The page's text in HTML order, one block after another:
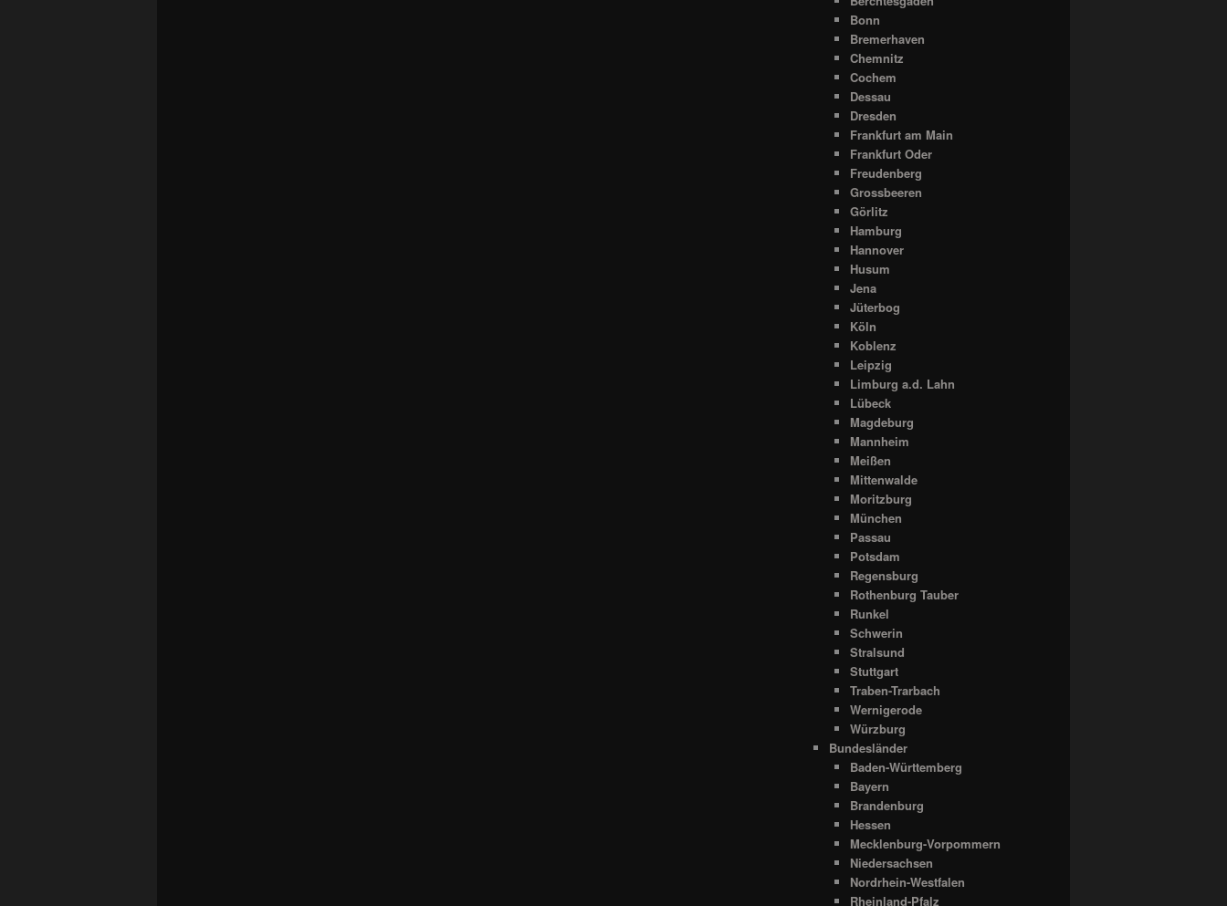
Bonn
Bremerhaven
Chemnitz
Cochem
Dessau
Dresden
Frankfurt am Main
Frankfurt Oder
Freudenberg
Grossbeeren
Görlitz
Hamburg
Hannover
Husum
Jena
Jüterbog
Köln
Koblenz
Leipzig
Limburg a.d. Lahn
Lübeck
Magdeburg
Mannheim
Meißen
Mittenwalde
Moritzburg
München
Passau
Potsdam
Regensburg
Rothenburg Tauber
Runkel
Schwerin
Stralsund
Stuttgart
Traben-Trarbach
Wernigerode
Würzburg
Bundesländer
Baden-Württemberg
Bayern
Brandenburg
Hessen
Mecklenburg-Vorpommern
Niedersachsen
Nordrhein-Westfalen
Rheinland-Pfalz